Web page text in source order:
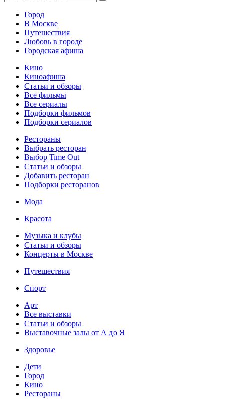
Город
В Москве
Путешествия
Любовь в городе
Городская афиша
Кино
Киноафиша
Статьи и обзоры
Все фильмы
Все сериалы
Подборки фильмов
Подборки сериалов
Рестораны
Выбрать ресторан
Выбор Time Out
Статьи и обзоры
Добавить ресторан
Подборки ресторанов
Мода
Красота
Музыка и клубы
Статьи и обзоры
Концерты в Москве
Путешествия
Спорт
Арт
Все выставки
Статьи и обзоры
Выставочные залы от А до Я
Здоровье
Дети
Город
Кино
Рестораны